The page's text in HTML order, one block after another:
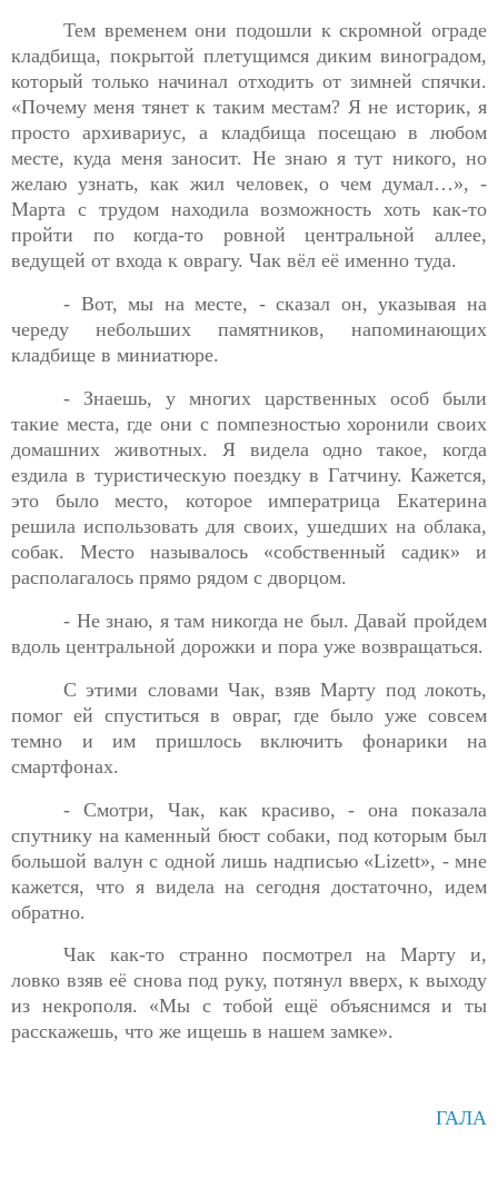
Тем временем они подошли к скромной ограде
кладбища, покрытой плетущимся диким виноградом,
который только начинал отходить от зимней спячки.
«Почему меня тянет к таким местам? Я не историк, я
просто архивариус, а кладбища посещаю в любом
месте, куда меня заносит. Не знаю я тут никого, но
желаю узнать, как жил человек, о чем думал…», -
Марта с трудом находила возможность хоть как-то
пройти по когда-то ровной центральной аллее,
ведущей от входа к оврагу. Чак вёл её именно туда.
- Вот, мы на месте, - сказал он, указывая на
череду небольших памятников, напоминающих
кладбище в миниатюре.
- Знаешь, у многих царственных особ были
такие места, гдеони с помпезностью хоронили своих
домашних животных. Я видела одно такое, когда
ездила в туристическую поездку в Гатчину. Кажется,
это было место, которое императрица Екатерина
решила использовать для своих, ушедших на облака,
собак. Место называлось «собственный садик» и
располагалось прямо рядом с дворцом.
- Не знаю, я там никогда не был. Давай пройдем
вдоль центральной дорожки и пора уже возвращаться.
С этими словами Чак, взяв Марту под локоть,
помог ейспуститься в овраг, где было уже совсем
темно и им пришлось включить фонарики на
смартфонах.
- Смотри, Чак, как красиво, - она показала
спутнику на каменный бюст собаки, под которым был
большой валун с одной лишь надписью «Lizett», - мне
кажется, что я видела на сегодня достаточно, идем
обратно.
Чак как-то странно посмотрел на Марту и,
ловко взяв её снова под руку, потянул вверх, к выходу
из некрополя. «Мы с тобой ещё объяснимся и ты
расскажешь, что же ищешь в нашем замке».
ГАЛА